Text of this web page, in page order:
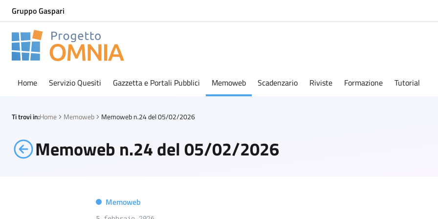
Gruppo Gaspari
Progetto Omnia
Home Servizio Quesiti Gazzetta e Portali Pubblici Memoweb Scadenzario Riviste Formazione Tutorial
Ti trovi in:Home Memoweb Memoweb n.24 del 05/02/2026
Memoweb n.24 del 05/02/2026
Memoweb